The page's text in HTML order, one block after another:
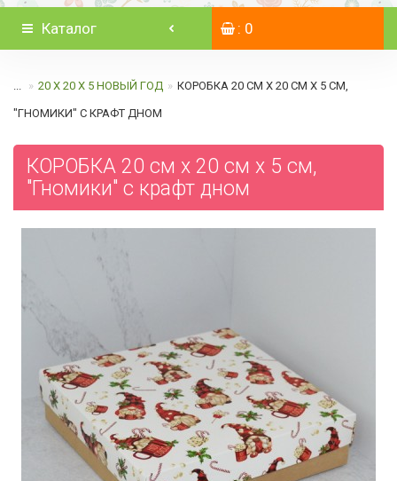
Каталог : 0
... 20 Х 20 Х 5 НОВЫЙ ГОД КОРОБКА 20 СМ Х 20 СМ Х 5 СМ,
"ГНОМИКИ" C КРАФТ ДНОМ
КОРОБКА 20 см х 20 см х 5 см,
"Гномики" c крафт дном